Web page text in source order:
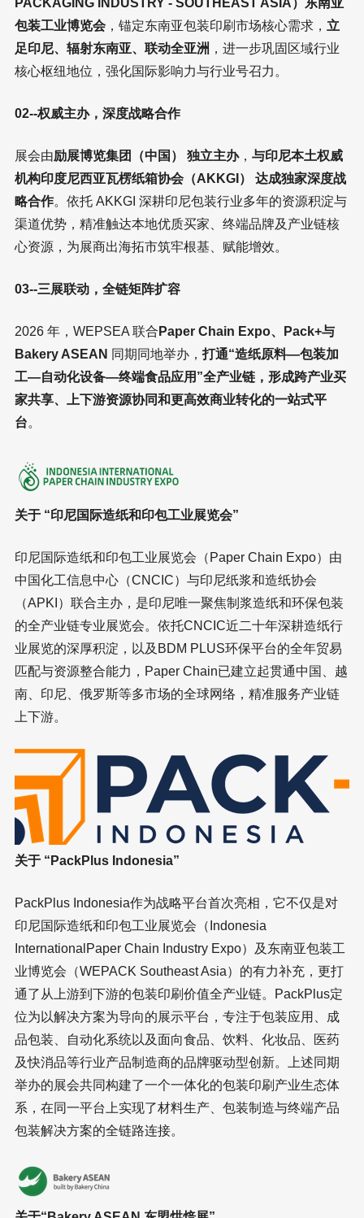
包装工业博览会 ，锚定东南亚包装印刷市场核心需求， 立
足印尼、辐射东南亚、联动全亚洲 ，进一步巩固区域行业
核心枢纽地位，强化国际影响力与行业号召力。
02--权威主办，深度战略合作
展会由励展博览集团（中国） 独立主办， 与印尼本土权威
机构印度尼西亚瓦楞纸箱协会（AKKGI） 达成独家深度战
略合作。依托 AKKGI 深耕印尼包装行业多年的资源积淀与
渠道优势，精准触达本地优质买家、终端品牌及产业链核
心资源，为展商出海拓市筑牢根基、赋能增效。
03--三展联动，全链矩阵扩容
2026 年，WEPSEA 联合 Paper Chain Expo、Pack+与
Bakery ASEAN 同期同地举办， 打通“造纸原料—包装加
工—自动化设备—终端食品应用”全产业链，形成跨产业买
家共享、上下游资源协同和更高效商业转化的一站式平
台。
关于 “印尼国际造纸和印包工业展览会”
印尼国际造纸和印包工业展览会（Paper Chain Expo）由
中国化工信息中心（CNCIC）与印尼纸浆和造纸协会
（APKI）联合主办，是印尼唯一聚焦制浆造纸和环保包装
的全产业链专业展览会。依托CNCIC近二十年深耕造纸行
业展览的深厚积淀，以及BDM PLUS环保平台的全年贸易
匹配与资源整合能力，Paper Chain已建立起贯通中国、越
南、印尼、俄罗斯等多市场的全球网络，精准服务产业链
上下游。
关于 “PackPlus Indonesia”
PackPlus Indonesia作为战略平台首次亮相，它不仅是对
印尼国际造纸和印包工业展览会（Indonesia
InternationalPaper Chain Industry Expo）及东南亚包装工
业博览会（WEPACK Southeast Asia）的有力补充，更打
通了从上游到下游的包装印刷价值全产业链。PackPlus定
位为以解决方案为导向的展示平台，专注于包装应用、成
品包装、自动化系统以及面向食品、饮料、化妆品、医药
及快消品等行业产品制造商的品牌驱动型创新。上述同期
举办的展会共同构建了一个一体化的包装印刷产业生态体
系，在同一平台上实现了材料生产、包装制造与终端产品
包装解决方案的全链路连接。